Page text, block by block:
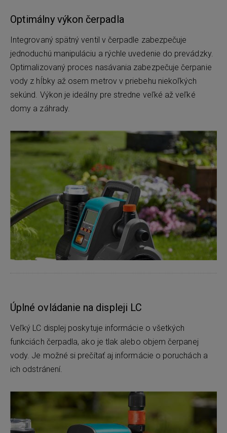
Optimálny výkon čerpadla
Integrovaný spätný ventil v čerpadle zabezpečuje
jednoduchú manipuláciu a rýchle uvedenie do prevádzky.
Optimalizovaný proces nasávania zabezpečuje čerpanie
vody z hĺbky až osem metrov v priebehu niekoľkých
sekúnd. Výkon je ideálny pre stredne veľké až veľké
domy a záhrady.
Úplné ovládanie na displeji LC
Veľký LC displej poskytuje informácie o všetkých
funkciách čerpadla, ako je tlak alebo objem čerpanej
vody. Je možné si prečítať aj informácie o poruchách a
ich odstránení.